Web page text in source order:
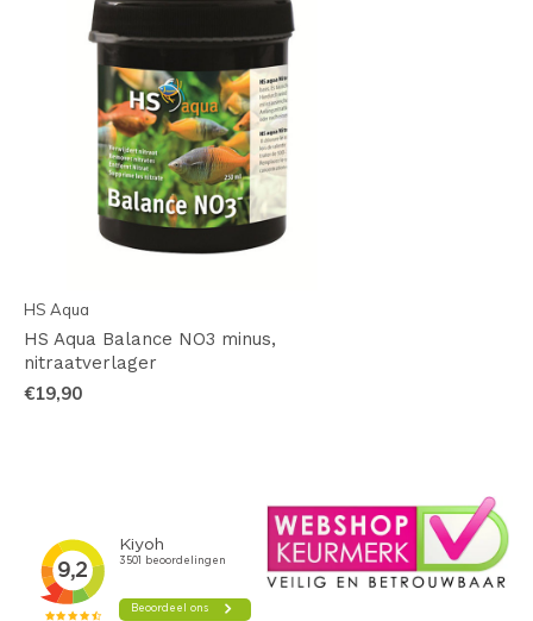
HS Aqua
HS Aqua Balance NO3 minus,
nitraatverlager
€19,90